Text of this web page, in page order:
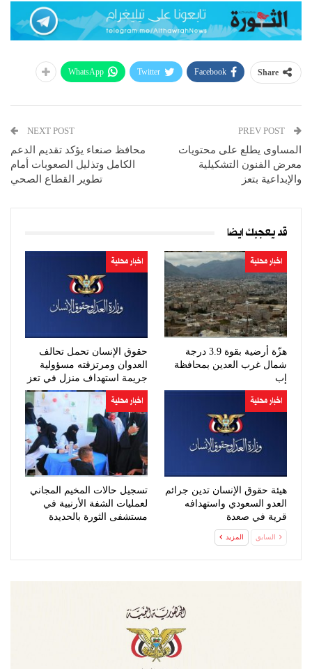
Share
Facebook
Twitter
WhatsApp
المساوى يطلع على محتويات
معرض الفنون التشكيلية
والإبداعية بتعز
NEXT POST
محافظ صنعاء يؤكد تقديم الدعم
الكامل وتذليل الصعوبات أمام
تطوير القطاع الصحي
قد يعجبك ايضا
اخبار محلية
هزّة أرضية بقوة 3.9 درجة
شمال غرب العدين بمحافظة
إب
اخبار محلية
حقوق الإنسان تحمل تحالف
العدوان ومرتزقته مسؤولية
جريمة استهداف منزل في تعز
اخبار محلية
هيئة حقوق الإنسان تدين جرائم
العدو السعودي واستهدافه
قرية في صعدة
اخبار محلية
تسجيل حالات المخيم المجاني
لعمليات الشفة الأرنبية في
مستشفى الثورة بالحديدة
السابق المزيد